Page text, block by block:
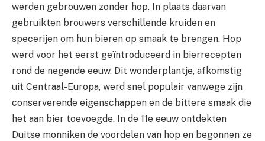
werden gebrouwen zonder hop. In plaats daarvan
gebruikten brouwers verschillende kruiden en
specerijen om hun bieren op smaak te brengen. Hop
werd voor het eerst geïntroduceerd in bierrecepten
rond de negende eeuw. Dit wonderplantje, afkomstig
uit Centraal-Europa, werd snel populair vanwege zijn
conserverende eigenschappen en de bittere smaak die
het aan bier toevoegde. In de 11e eeuw ontdekten
Duitse monniken de voordelen van hop en begonnen ze